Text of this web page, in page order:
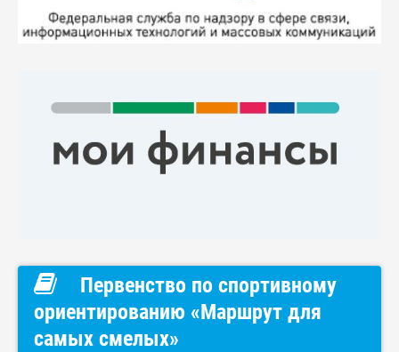
Первенство по спортивному
ориентированию «Маршрут для
самых смелых»